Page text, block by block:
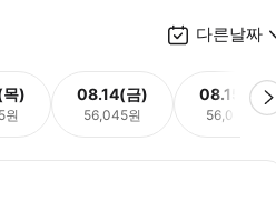
다른날짜
)
원
08.14(금)
56,045원
08.15(토)
56,045원